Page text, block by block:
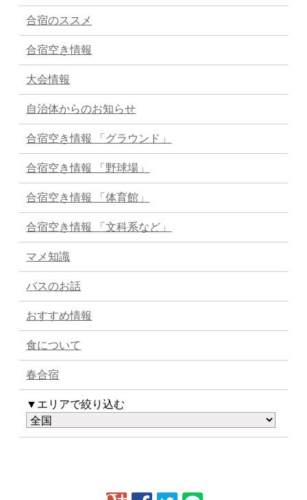
合宿のススメ
合宿空き情報
大会情報
自治体からのお知らせ
合宿空き情報 「グラウンド」
合宿空き情報 「野球場」
合宿空き情報 「体育館」
合宿空き情報 「文科系など」
マメ知識
バスのお話
おすすめ情報
食について
春合宿
▼エリアで絞り込む